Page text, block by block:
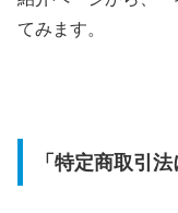
てみます。
「特定商取引